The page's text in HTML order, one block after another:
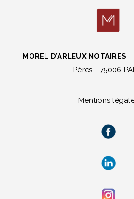
MOREL D’ARLEUX NOTAIRES
Pères - 75006
Mentions